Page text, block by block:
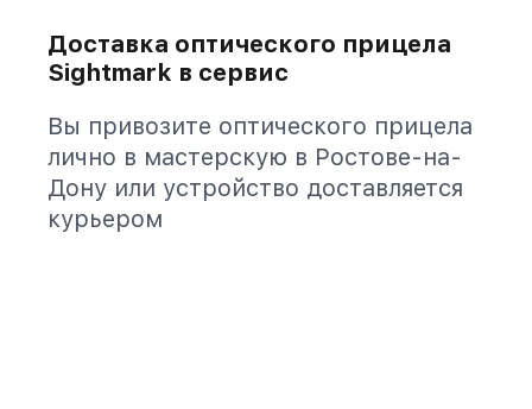
Доставка оптического прицела
Sightmark в сервис
Вы привозите оптического прицела
лично в мастерскую в Ростове-на-
Дону или устройство доставляется
курьером